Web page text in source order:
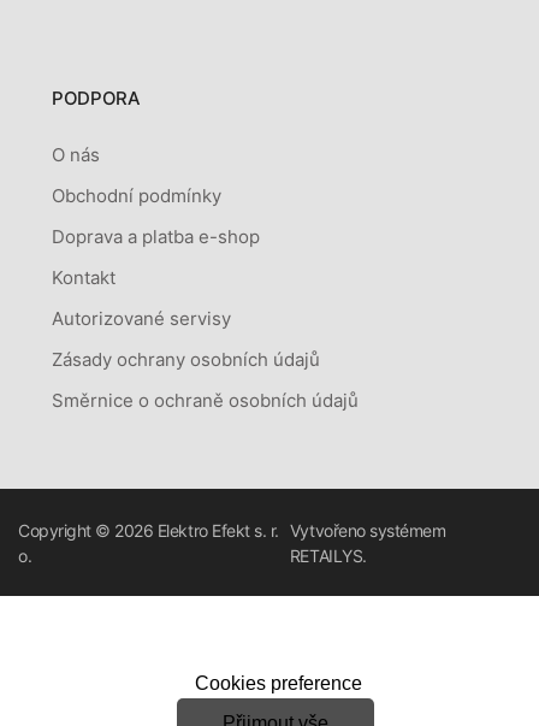
PODPORA
O nás
Obchodní podmínky
Doprava a platba e-shop
Kontakt
Autorizované servisy
Zásady ochrany osobních údajů
Směrnice o ochraně osobních údajů
Copyright © 2026 Elektro Efekt s. r.
o.
Vytvořeno systémem
RETAILYS.
Cookies preference